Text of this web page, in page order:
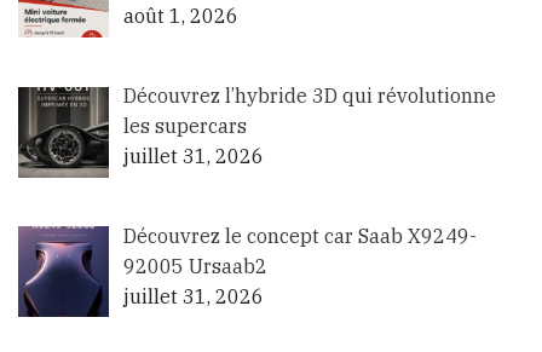
août 1, 2026
Découvrez l’hybride 3D qui révolutionne
les supercars
juillet 31, 2026
Découvrez le concept car Saab X9249-
92005 Ursaab2
juillet 31, 2026